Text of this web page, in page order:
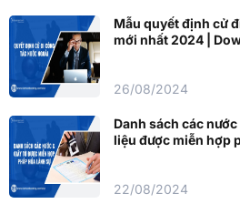
Mẫu quyết định cử
mới nhất 2024 |
26/08/2024
Danh sách các
liệu được miễn hợp
22/08/2024